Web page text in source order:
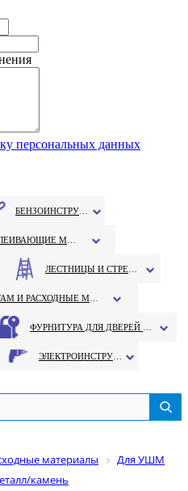
персональных данных
материалы
Для УШМ
камень